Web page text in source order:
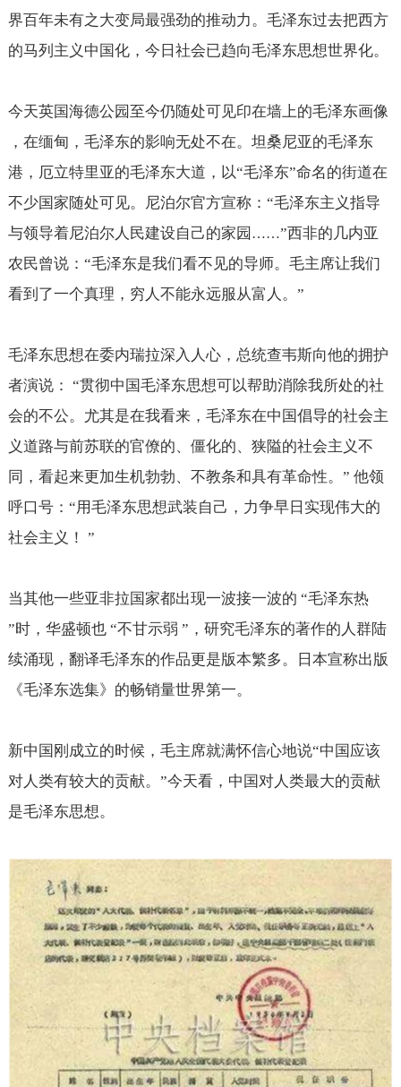
界百年未有之大变局最强劲的推动力。毛泽东过去把西方
的马列主义中国化，今日社会已趋向毛泽东思想世界化。
今天英国海德公园至今仍随处可见印在墙上的毛泽东画像
，在缅甸，毛泽东的影响无处不在。坦桑尼亚的毛泽东
港，厄立特里亚的毛泽东大道，以“毛泽东”命名的街道在
不少国家随处可见。尼泊尔官方宣称：“毛泽东主义指导
与领导着尼泊尔人民建设自己的家园 ……”西非的几内亚
农民曾说：“毛泽东是我们看不见的导师。毛主席让我们
看到了一个真理，穷人不能永远服从富人。”
毛泽东思想在委内瑞拉深入人心，总统查韦斯向他的拥护
者演说： “贯彻中国毛泽东思想可以帮助消除我所处的社
会的不公。尤其是在我看来，毛泽东在中国倡导的社会主
义道路与前苏联的官僚的、僵化的、狭隘的社会主义不
同，看起来更加生机勃勃、不教条和具有革命性。” 他领
呼口号：“用毛泽东思想武装自己，力争早日实现伟大的
社会主义！ ”
当其他一些亚非拉国家都出现一波接一波的 “毛泽东热
”时，华盛顿也 “不甘示弱 ”，研究毛泽东的著作的人群陆
续涌现，翻译毛泽东的作品更是版本繁多。日本宣称出版
《毛泽东选集》的畅销量世界第一。
新中国刚成立的时候，毛主席就满怀信心地说“中国应该
对人类有较大的贡献。”今天看，中国对人类最大的贡献
是毛泽东思想。